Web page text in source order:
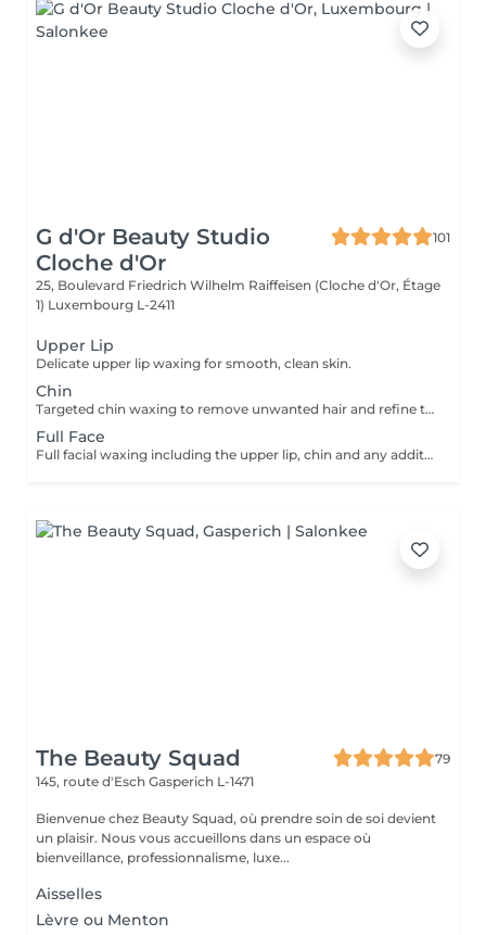
G d'Or Beauty Studio
Cloche d'Or
101
25, Boulevard Friedrich Wilhelm Raiffeisen (Cloche d'Or, Étage
1) Luxembourg L-2411
Upper Lip
Delicate upper lip waxing for smooth, clean skin.
Chin
Targeted chin waxing to remove unwanted hair and refine the lower face.
Full Face
Full facial waxing including the upper lip, chin and any additional required areas. The treatment helps refine skin texture and enhance facial features.
The Beauty Squad
79
145, route d'Esch Gasperich L-1471
Bienvenue chez Beauty Squad, où prendre soin de soi devient
un plaisir. Nous vous accueillons dans un espace où
bienveillance, professionnalisme, luxe...
Aisselles
Lèvre ou Menton